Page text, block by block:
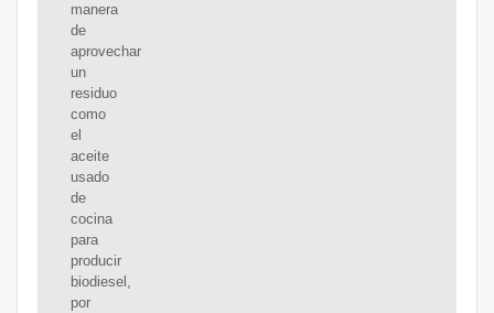
manera
de
aprovechar
un
residuo
como
el
aceite
usado
de
cocina
para
producir
biodiesel,
por